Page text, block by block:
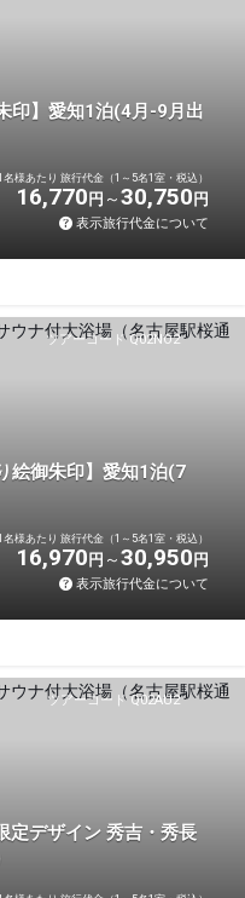
印】愛知1泊(4月-9月出
名様あたり 旅行代金（1～5名1室・税込）
16,770 円 30,750 円
表示旅行代金について
ツアーコード Q02NO2
絵御朱印】愛知1泊(7
名様あたり 旅行代金（1～5名1室・税込）
16,970 円 30,950 円
表示旅行代金について
ツアーコード Q02AU2
定デザイン 秀吉・秀長